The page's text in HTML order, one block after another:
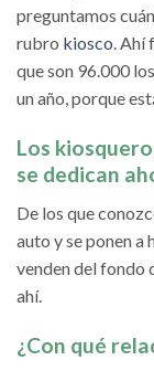
preguntamos
rubro kiosco. Ahí
que son 96.000
un año, porque
Los
se dedican
De los que
auto y se ponen a
venden del fondo
ahí.
¿Con qué